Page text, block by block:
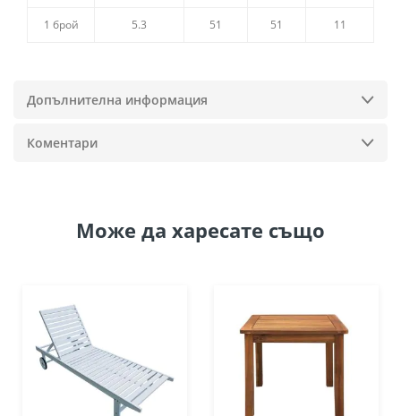
1 брой 5.3 51 51 11
Допълнителна информация
Коментари
Може да харесате също